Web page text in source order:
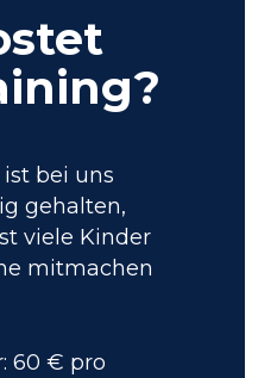
bei uns
gehalten,
viele Kinder
mitmachen
60 € pro